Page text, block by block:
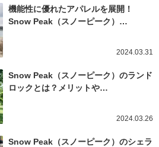
機能性に優れたアパレルを展開！
Snow Peak（スノーピーク）…
2024.03.31
Snow Peak（スノーピーク）のランド
ロックとは？メリットや…
2024.03.26
Snow Peak（スノーピーク）のシェラ